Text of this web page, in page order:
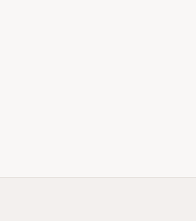
aufklappen: